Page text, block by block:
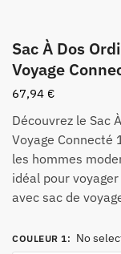
Sac À Dos
Voyage
67,94 €
Découvrez le Sac
Voyage Connecté
les hommes
idéal pour
avec sac de
COULEUR 1: No